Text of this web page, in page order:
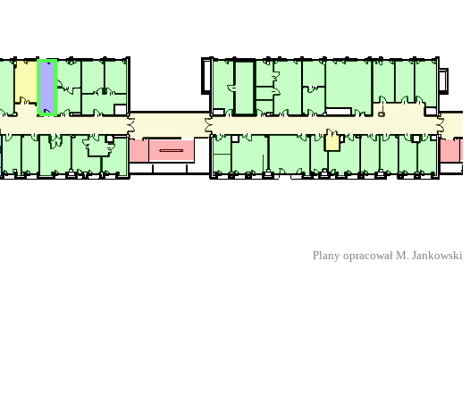
Plany opracował M. Jankowski